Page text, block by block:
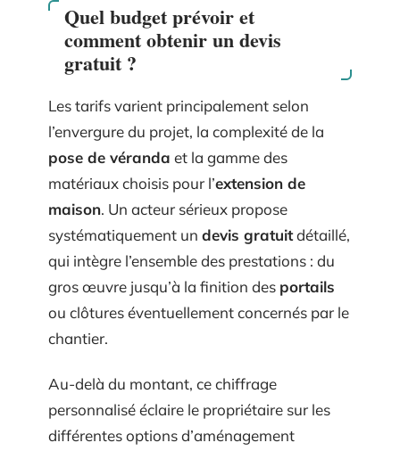
Quel budget prévoir et
comment obtenir un devis
gratuit ?
Les tarifs varient principalement selon
l’envergure du projet, la complexité de la
pose de véranda et la gamme des
matériaux choisis pour l’extension de
maison. Un acteur sérieux propose
systématiquement un devis gratuitdétaillé,
qui intègre l’ensemble des prestations : du
gros œuvre jusqu’à la finition des portails
ou clôtures éventuellement concernés par le
chantier.
Au-delà du montant, ce chiffrage
personnalisé éclaire le propriétaire sur les
différentes options d’aménagement